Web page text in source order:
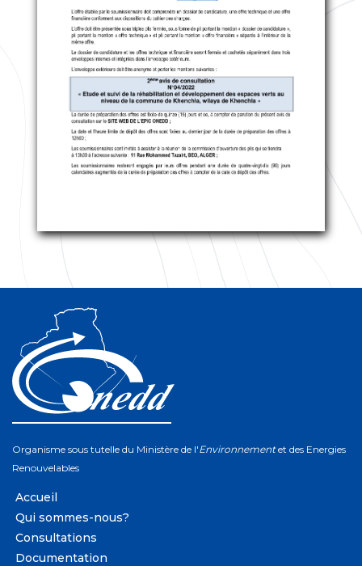
Organisme sous tutelle du Ministère de l'Environnementet des Energies
Renouvelables
Accueil
Qui sommes-nous?
Consultations
Documentation